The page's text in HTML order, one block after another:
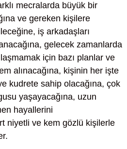
mecralarda büyük bir
ve gereken kişilere
iş arkadaşları
gelecek zamanlarda
için bazı planlar ve
alınacağına, kişinin her işte
kudrete sahip olacağına, çok
yaşayacağına, uzun
hayallerini
niyetli ve kem gözlü kişilerle